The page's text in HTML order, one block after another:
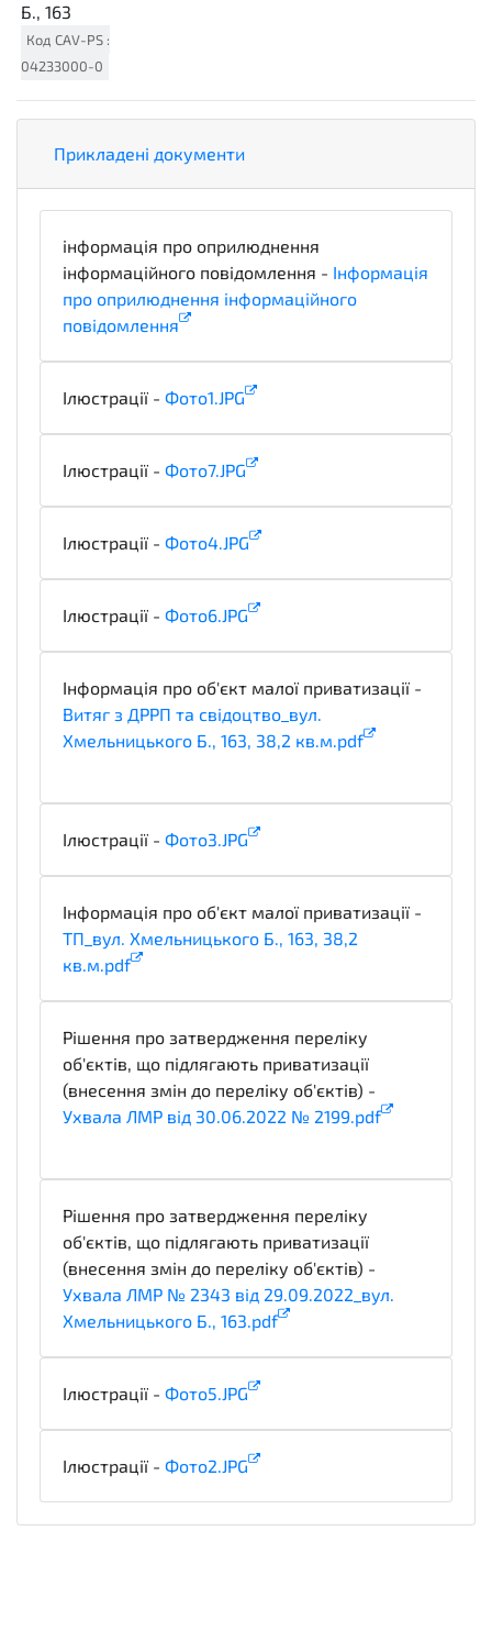
Б., 163
Код CAV-PS :
04233000-0
Прикладені документи
інформація про оприлюднення
інформаційного повідомлення - Інформація
про оприлюднення інформаційного
повідомлення
Ілюстрації - Фото1.JPG
Ілюстрації - Фото7.JPG
Ілюстрації - Фото4.JPG
Ілюстрації - Фото6.JPG
Інформація про об'єкт малої приватизації -
Витяг з ДРРП та свідоцтво_вул.
Хмельницького Б., 163, 38,2 кв.м.pdf
Ілюстрації - Фото3.JPG
Інформація про об'єкт малої приватизації -
ТП_вул. Хмельницького Б., 163, 38,2
кв.м.pdf
Рішення про затвердження переліку
об'єктів, що підлягають приватизації
(внесення змін до переліку об'єктів) -
Ухвала ЛМР від 30.06.2022 № 2199.pdf
Рішення про затвердження переліку
об'єктів, що підлягають приватизації
(внесення змін до переліку об'єктів) -
Ухвала ЛМР № 2343 від 29.09.2022_вул.
Хмельницького Б., 163.pdf
Ілюстрації - Фото5.JPG
Ілюстрації - Фото2.JPG